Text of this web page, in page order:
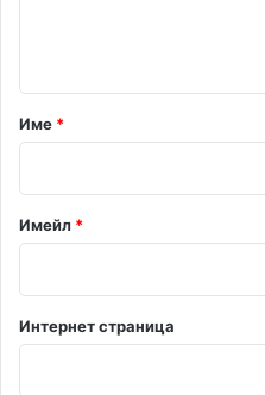
р
*
Име *
Имейл *
Интернет страница